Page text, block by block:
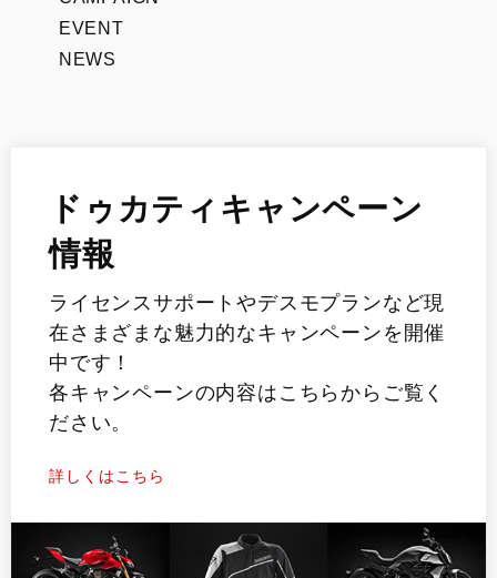
EVENT
NEWS
ドゥカティキャンペーン
情報
ライセンスサポートやデスモプランなど現
在さまざまな魅力的なキャンペーンを開催
中です！
各キャンペーンの内容はこちらからご覧く
ださい。
詳しくはこちら